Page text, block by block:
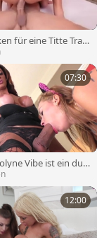
für eine Titte Tran
07:30
Vibe ist ein durc
12:00